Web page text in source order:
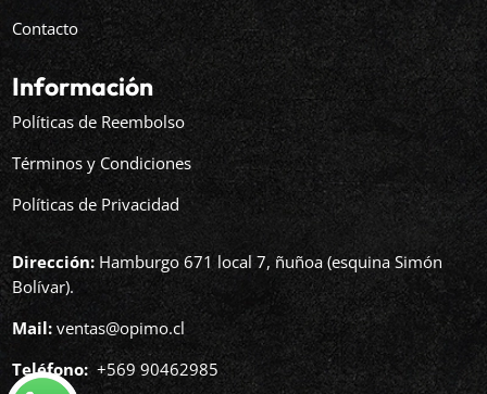
Contacto
Información
Políticas de Reembolso
Términos y Condiciones
Políticas de Privacidad
Dirección: Hamburgo 671 local 7, ñuñoa (esquina Simón
Bolívar).
Mail: ventas@opimo.cl
Teléfono: ‪+569 90462985‬